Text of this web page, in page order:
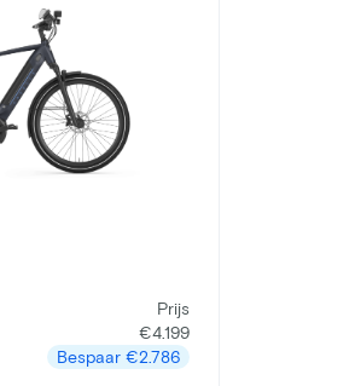
Prijs
€4.199
Bespaar €2.786